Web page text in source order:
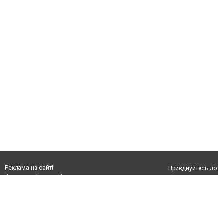
Реклама на сайті
Франшиза "CitySites"
Приєднуйтесь до